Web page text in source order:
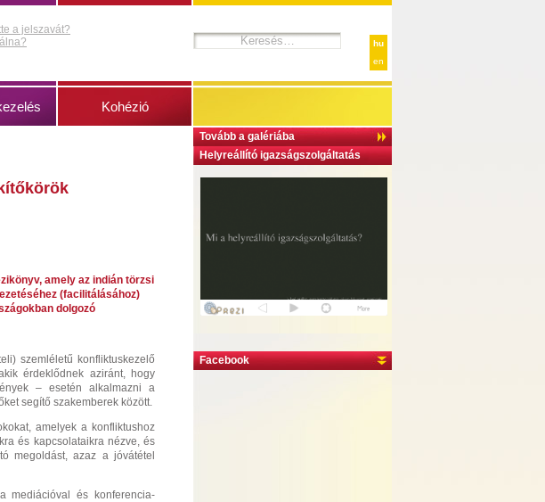
hu
en
Tovább a galériába
Helyreállító igazságszolgáltatás
Facebook
a jelszavát?
Kohézió
amely az indián törzsi
(facilitálásához)
dolgozó
szemléletű konfliktuskezelő
érdeklődnek aziránt, hogy
– esetén alkalmazni a
segítő szakemberek között.
amelyek a konfliktushoz
és kapcsolataikra nézve, és
megoldást, azaz a jóvátétel
mediációval és konferencia-